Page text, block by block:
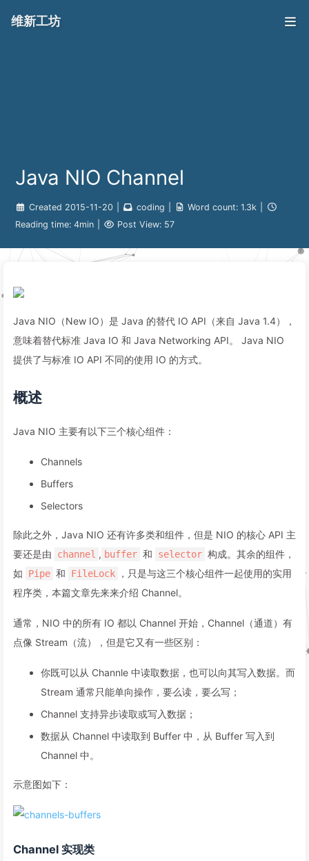
维新工坊
Java NIO Channel
Created 2015-11-20 coding Word count: 1.3k
Reading time: 4min Post View: 57
Java NIO（New IO）是 Java 的替代 IO API（来自 Java 1.4），
意味着替代标准 Java IO 和 Java Networking API。 Java NIO
提供了与标准 IO API 不同的使用 IO 的方式。
概述
Java NIO 主要有以下三个核心组件：
Channels
Buffers
Selectors
除此之外，Java NIO 还有许多类和组件，但是 NIO 的核心 API 主
要还是由
channel , buffer 和 selector 构成。其余的组件，
如
Pipe 和 FileLock
，只是与这三个核心组件一起使用的实用
程序类，本篇文章先来来介绍 Channel。
通常，NIO 中的所有 IO 都以 Channel 开始，Channel（通道）有
点像 Stream（流），但是它又有一些区别：
你既可以从 Channle 中读取数据，也可以向其写入数据。而
Stream 通常只能单向操作，要么读，要么写；
Channel 支持异步读取或写入数据；
数据从 Channel 中读取到 Buffer 中，从 Buffer 写入到
Channel 中。
示意图如下：
Channel 实现类